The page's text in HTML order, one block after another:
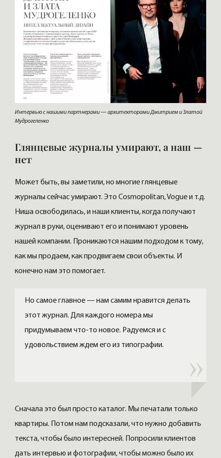
Интервью с нашими партнерами — архитекторами Дмитрием и Златой
Мудрогеленко
Глянцевые журналы умирают, а наш —
нет
Может быть, вы заметили, но многие глянцевые
журналы сейчас умирают. Это Cosmopolitan, Vogue и т.д.
Ниша освободилась, и наши клиенты, когда получают
журнал в руки, оценивают его и понимают уровень
нашей компании. Проникаются нашим подходом к тому,
как мы продаем, как продвигаем свои объекты. И
конечно нам это помогает.
Но самое главное — нам самим нравится делать
этот журнал. Для каждого номера мы
придумываем что-то новое. Радуемся и с
удовольствием ждем его из типографии.
Сначала это был просто каталог. Мы печатали только
квартиры. Потом нам подсказали, что нужно добавить
текста, чтобы было интересней. Попросили клиентов
дать интервью и фотографии, чтобы можно было их